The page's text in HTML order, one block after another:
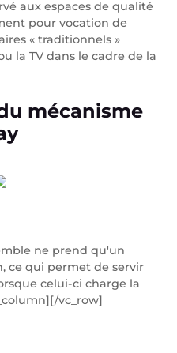
aux espaces de qualité
pour vocation de
« traditionnels »
la TV dans le cadre de la
mécanisme
ne prend qu'un
ce qui permet de servir
celui-ci charge la
vc_row]